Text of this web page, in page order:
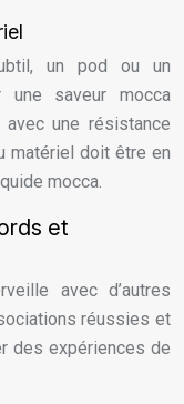
un pod ou un
une saveur mocca
une résistance
matériel doit être en
mocca.
et
avec d’autres
réussies et
des expériences de